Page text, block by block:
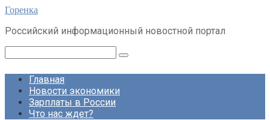
Перейти
контенту
Горенка
Российский информационный новостной портал
Главная
Новости экономики
Зарплаты в России
Что нас ждет?